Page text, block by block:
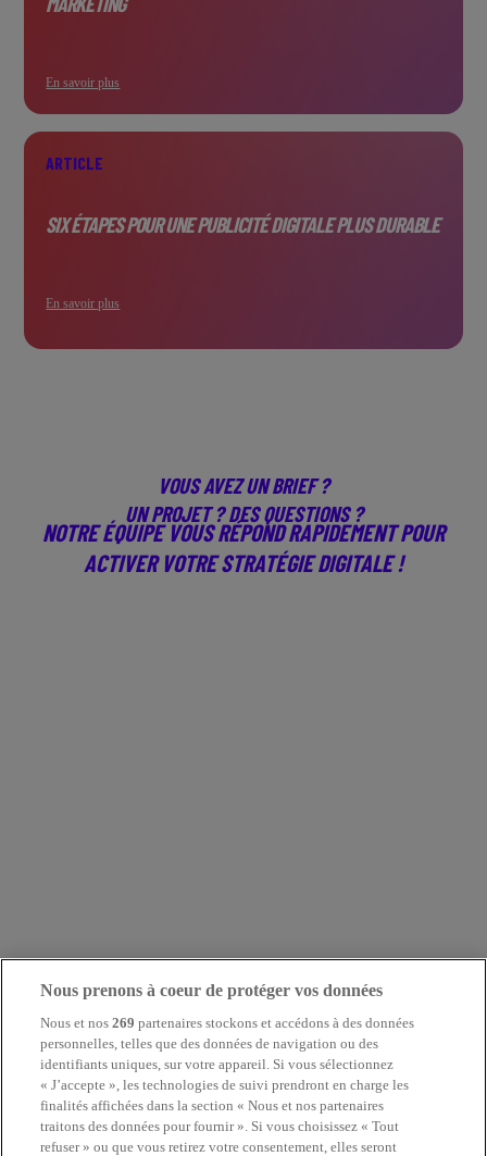
En savoir plus
ARTICLE
SIX ÉTAPES POUR UNE PUBLICITÉ DIGITALE PLUS DURABLE
En savoir plus
VOUS AVEZ UN BRIEF ?
UN PROJET ? DES QUESTIONS ?
NOTRE ÉQUIPE VOUS RÉPOND RAPIDEMENT POUR
ACTIVER VOTRE STRATÉGIE DIGITALE !
Nous prenons à coeur de protéger vos données
Nous et nos269 partenaires stockons et accédons à des données
personnelles, telles que des données de navigation ou des
identifiants uniques, sur votre appareil. Si vous sélectionnez
« J’accepte », les technologies de suivi prendront en charge les
finalités affichées dans la section « Nous et nos partenaires
traitons des données pour fournir ». Si vous choisissez « Tout
refuser » ou que vous retirez votre consentement, elles seront